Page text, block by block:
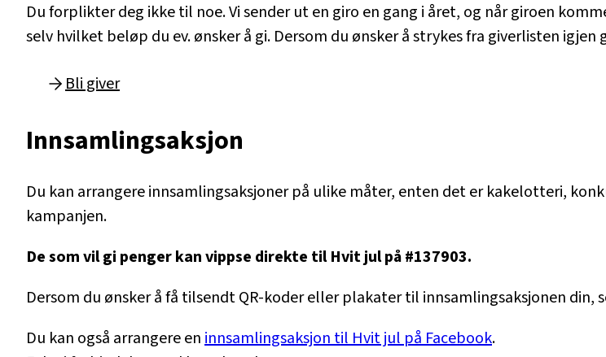
Du forplikter deg ikke til noe. Vi sender ut en giro en gang i året, og når giroen
selv hvilket beløp du ev. ønsker å gi. Dersom du ønsker å strykes fra giverlisten
Bli giver
Innsamlingsaksjon
Du kan arrangere innsamlingsaksjoner på ulike måter, enten det er kakelotteri,
kampanjen.
De som vil gi penger kan vippse direkte til Hvit jul på #137903.
Dersom du ønsker å få tilsendt QR-koder eller plakater til innsamlingsaksjonen din,
Du kan også arrangere en innsamlingsaksjon til Hvit jul på Facebook.